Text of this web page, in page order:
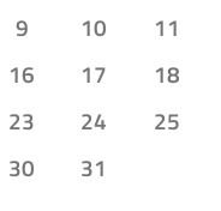
9 10
11
16 17
18
23 24
25
30 31